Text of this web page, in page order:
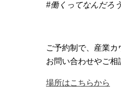
#働くってなんだろ
ご予約制で、産業カ
お問い合わせやご相
場所はこちらから